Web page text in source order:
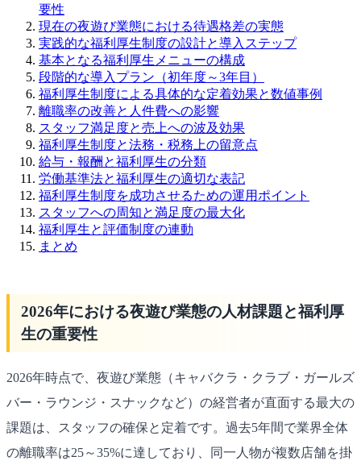
要性
現在の夜遊び業態における待遇格差の実態
実践的な福利厚生制度の設計と導入ステップ
基本となる福利厚生メニューの構成
段階的な導入プラン（初年度～3年目）
福利厚生制度による具体的な定着効果と数値事例
離職率の改善と人件費への影響
スタッフ満足度と売上への波及効果
福利厚生制度と法務・税務上の留意点
給与・報酬と福利厚生の分類
労働基準法と福利厚生の適切な表記
福利厚生制度を成功させるための運用ポイント
スタッフへの周知と満足度の最大化
福利厚生と評価制度の連動
まとめ
2026年における夜遊び業態の人材課題と福利厚
生の重要性
2026年時点で、夜遊び業態（キャバクラ・クラブ・ガールズ
バー・ラウンジ・スナックなど）の経営者が直面する最大の
課題は、スタッフの確保と定着です。過去5年間で業界全体
の離職率は25～35%に達しており、同一人物が複数店舗を掛